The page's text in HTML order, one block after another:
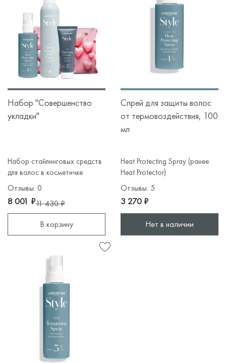
Набор "Совершенство
укладки"
Набор стайлинговых средств
для волос в косметичке
Отзывы: 0
8 001 ₽11 430 ₽
В корзину
Спрей для защиты волос
от термовоздействия, 100
мл
Heat Protecting Spray (ранее
Heat Protector)
Отзывы: 5
3 270 ₽
Нет в наличии